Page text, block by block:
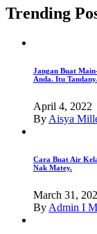
Trending
Jangan Buat
Anda. Itu
April 4, 2022
By Aisya
Cara Buat Air
Nak Matey.
March 31,
By Admin I